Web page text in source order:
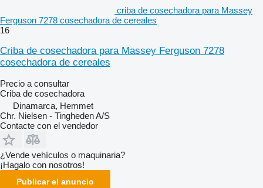
criba de cosechadora para Massey
Ferguson 7278 cosechadora de cereales
16
Criba de cosechadora para Massey Ferguson 7278
cosechadora de cereales
Precio a consultar
Criba de cosechadora
Dinamarca, Hemmet
Chr. Nielsen - Tingheden A/S
Contacte con el vendedor
¿Vende vehículos o maquinaria?
¡Hagalo con nosotros!
Publicar el anuncio